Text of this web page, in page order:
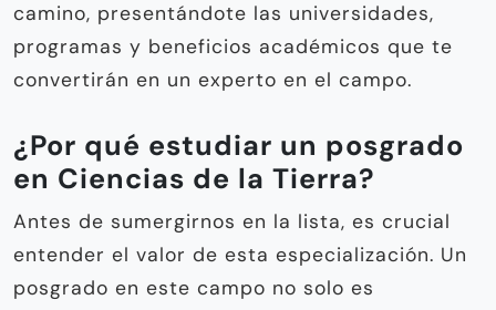
camino, presentándote las universidades,
programas y beneficios académicos que te
convertirán en un experto en el campo.
¿Por qué estudiar un posgrado
en Ciencias de la Tierra?
Antes de sumergirnos en la lista, es crucial
entender el valor de esta especialización. Un
posgrado en este campo no solo es